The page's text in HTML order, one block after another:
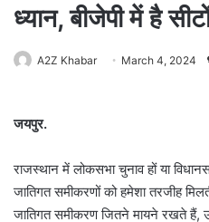
ध्यान, बीजेपी में है
A2Z Khabar March 4, 2024
जयपुर.
राजस्थान में लोकसभा चुनाव हों या
जातिगत समीकरणों को हमेशा तरजीह
जातिगत समीकरण जितने मायने रखते हैं,